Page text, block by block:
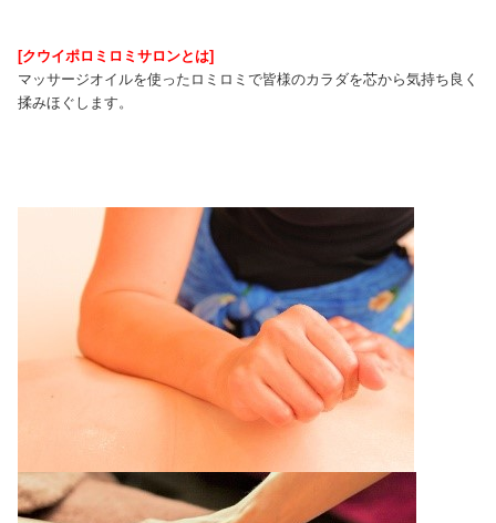
[クウイポロミロミサロンとは]
マッサージオイルを使ったロミロミで皆様のカラダを芯から気持ち良く
揉みほぐします。